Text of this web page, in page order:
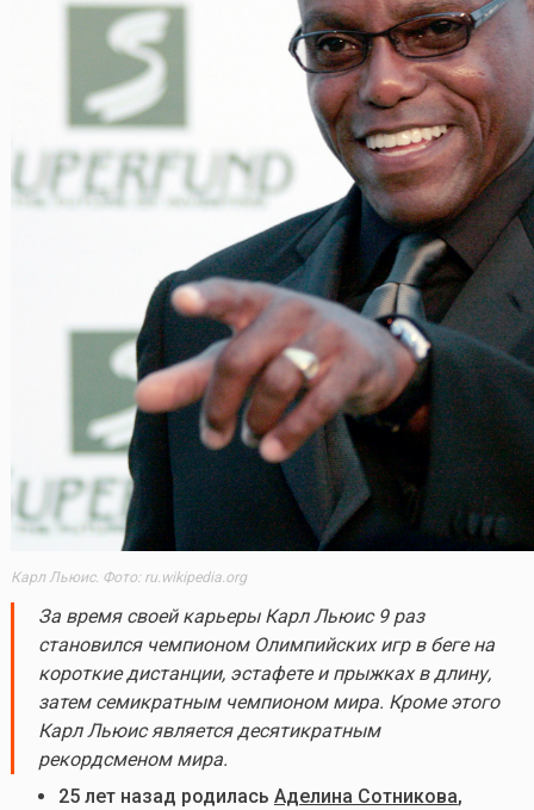
Карл Льюис. Фото: ru.wikipedia.org
За время своей карьеры Карл Льюис 9 раз
становился чемпионом Олимпийских игр в беге на
короткие дистанции, эстафете и прыжках в длину,
затем семикратным чемпионом мира. Кроме этого
Карл Льюис является десятикратным
рекордсменом мира.
25 лет назад родилась Аделина Сотникова,